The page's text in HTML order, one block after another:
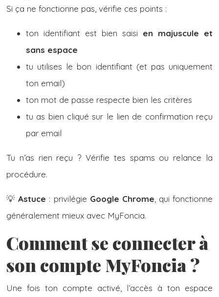
Si ça ne fonctionne pas, vérifie ces points :
ton identifiant est bien saisi en majuscule et
sans espace
tu utilises le bon identifiant (et pas uniquement
ton email)
ton mot de passe respecte bien les critères
tu as bien cliqué sur le lien de confirmation reçu
par email
Tu n’as rien reçu ? Vérifie tes spams ou relance la
procédure.
💡Astuce : privilégie Google Chrome , qui fonctionne
généralement mieux avec MyFoncia.
Comment se connecter à
son compte MyFoncia ?
Une fois ton compte activé, l’accès à ton espace